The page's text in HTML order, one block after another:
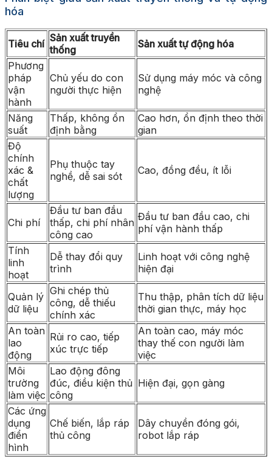
hóa
Tiêu chí Sản xuất truyền
thống
Sản xuất tự động hóa
Phương
pháp
vận
hành
Chủ yếu do con
người thực hiện
Sử dụng máy móc và công
nghệ
Năng
suất
Thấp, không ổn
định bằng
Cao hơn, ổn định theo thời
gian
Độ
chính
xác &
chất
lượng
Phụ thuộc tay
nghề, dễ sai sót
Cao, đồng đều, ít lỗi
Chi phí
Đầu tư ban đầu
thấp, chi phí nhân
công cao
Đầu tư ban đầu cao, chi
phí vận hành thấp
Tính
linh
hoạt
Dễ thay đổi quy
trình
Linh hoạt với công nghệ
hiện đại
Quản lý
dữ liệu
Ghi chép thủ
công, dễ thiếu
chính xác
Thu thập, phân tích dữ liệu
thời gian thực, máy học
An toàn
lao
động
Rủi ro cao, tiếp
xúc trực tiếp
An toàn cao, máy móc
thay thế con người làm
việc
Môi
trường
làm việc
Lao động đông
đúc, điều kiện thủ
công
Hiện đại, gọn gàng
Các ứng
dụng
điển
hình
Chế biến, lắp ráp
thủ công
Dây chuyền đóng gói,
robot lắp ráp